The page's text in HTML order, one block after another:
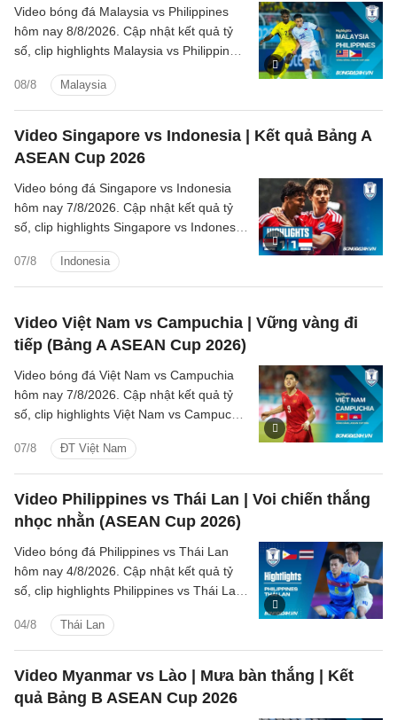
08/8 Malaysia
Video bóng đá Malaysia vs Philippines
hôm nay 8/8/2026. Cập nhật kết quả tỷ
số, clip highlights Malaysia vs Philippines
huống trên sân.
Video Singapore vs Indonesia | Kết quả Bảng A
ASEAN Cup 2026
07/8 Indonesia
Video bóng đá Singapore vs Indonesia
hôm nay 7/8/2026. Cập nhật kết quả tỷ
số, clip highlights Singapore vs Indonesia
huống trên sân.
Video Việt Nam vs Campuchia | Vững vàng đi
tiếp (Bảng A ASEAN Cup 2026)
07/8 ĐT Việt Nam
Video bóng đá Việt Nam vs Campuchia
hôm nay 7/8/2026. Cập nhật kết quả tỷ
số, clip highlights Việt Nam vs Campuchia
huống trên sân.
Video Philippines vs Thái Lan | Voi chiến thắng
nhọc nhằn (ASEAN Cup 2026)
04/8 Thái Lan
Video bóng đá Philippines vs Thái Lan
hôm nay 4/8/2026. Cập nhật kết quả tỷ
số, clip highlights Philippines vs Thái Lan
huống trên sân.
Video Myanmar vs Lào | Mưa bàn thắng | Kết
quả Bảng B ASEAN Cup 2026